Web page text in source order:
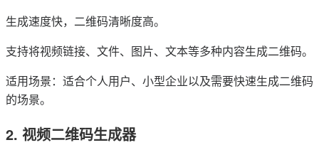
生成速度快，二维码清晰度高。
支持将视频链接、文件、图片、文本等多种内容生成二维码。
适用场景：适合个人用户、小型企业以及需要快速生成二维码
的场景。
2. 视频二维码生成器